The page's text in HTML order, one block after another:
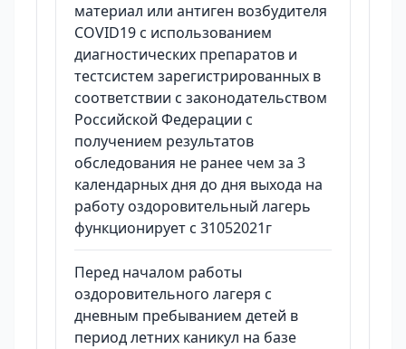
материал или антиген возбудителя
COVID19 с использованием
диагностических препаратов и
тестсистем зарегистрированных в
соответствии с законодательством
Российской Федерации с
получением результатов
обследования не ранее чем за 3
календарных дня до дня выхода на
работу оздоровительный лагерь
функционирует с 31052021г
Перед началом работы
оздоровительного лагеря с
дневным пребыванием детей в
период летних каникул на базе